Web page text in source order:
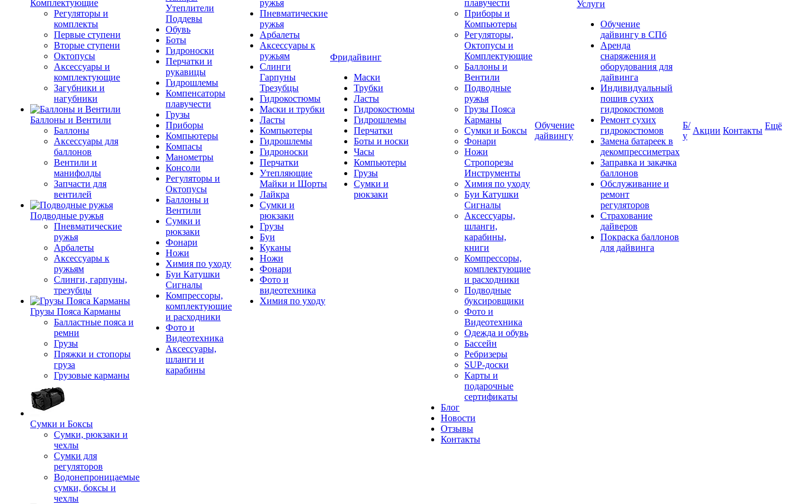
Комплектующие
Регуляторы и
комплекты
Первые ступени
Вторые ступени
Октопусы
Аксессуары и
комплектующие
Загубники и
нагубники
Баллоны и Вентили
Баллоны
Аксессуары для
баллонов
Вентили и
манифолды
Запчасти для
вентилей
Подводные ружья
Пневматические
ружья
Арбалеты
Аксессуары к
ружьям
Слинги, гарпуны,
трезубцы
Грузы Пояса Карманы
Балластные пояса и
ремни
Грузы
Пряжки и стопоры
груза
Грузовые карманы
Сумки и Боксы
Сумки, рюкзаки и
чехлы
Сумки для
регуляторов
Водонепроницаемые
сумки, боксы и
чехлы
Утеплители
Поддевы
Обувь
Боты
Гидроноски
Перчатки и
рукавицы
Гидрошлемы
Компенсаторы
плавучести
Грузы
Приборы
Компьютеры
Компасы
Манометры
Консоли
Регуляторы и
Октопусы
Баллоны и
Вентили
Сумки и
рюкзаки
Фонари
Ножи
Химия по уходу
Буи Катушки
Сигналы
Компрессоры,
комплектующие
и расходники
Фото и
Видеотехника
Аксессуары,
шланги и
карабины
ружья
Пневматические
ружья
Арбалеты
Аксессуары к
ружьям
Слинги
Гарпуны
Трезубцы
Гидрокостюмы
Маски и трубки
Ласты
Компьютеры
Гидрошлемы
Гидроноски
Перчатки
Утепляющие
Майки и Шорты
Лайкра
Сумки и
рюкзаки
Грузы
Буи
Куканы
Ножи
Фонари
Фото и
видеотехника
Химия по уходу
Фридайвинг
Маски
Трубки
Ласты
Гидрокостюмы
Гидрошлемы
Перчатки
Боты и носки
Часы
Компьютеры
Грузы
Сумки и
рюкзаки
плавучести
Приборы и
Компьютеры
Регуляторы,
Октопусы и
Комплектующие
Баллоны и
Вентили
Подводные
ружья
Грузы Пояса
Карманы
Сумки и Боксы
Фонари
Ножи
Стропорезы
Инструменты
Химия по уходу
Буи Катушки
Сигналы
Аксессуары,
шланги,
карабины,
книги
Компрессоры,
комплектующие
и расходники
Подводные
буксировщики
Фото и
Видеотехника
Одежда и обувь
Бассейн
Ребризеры
SUP-доски
Карты и
подарочные
сертификаты
Блог
Новости
Отзывы
Контакты
Обучение
дайвингу
Услуги
Обучение
дайвингу в СПб
Аренда
снаряжения и
оборудования для
дайвинга
Индивидуальный
пошив сухих
гидрокостюмов
Ремонт сухих
гидрокостюмов
Замена батареек в
декомпрессиметрах
Заправка и закачка
баллонов
Обслуживание и
ремонт
регуляторов
Страхование
дайверов
Покраска баллонов
для дайвинга
Б/
у
Акции Контакты Ещё